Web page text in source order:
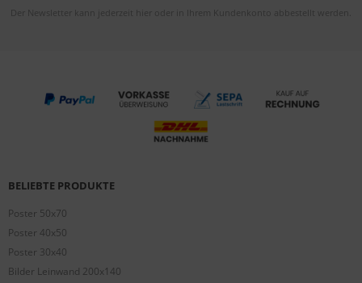
Der Newsletter kann jederzeit hier oder in Ihrem Kundenkonto abbestellt werden.
BELIEBTE PRODUKTE
Poster 50x70
Poster 40x50
Poster 30x40
Bilder Leinwand 200x140